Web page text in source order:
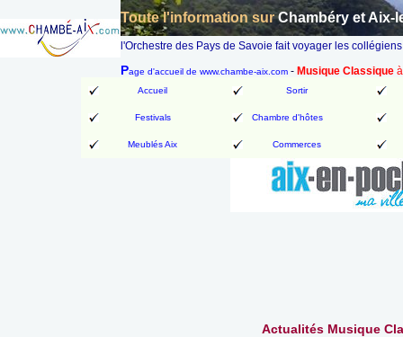
Toute l'information surChambéry et Aix-
l'Orchestre des Pays de Savoie fait voyager les collégiens
Page d'accueil de www.chambe-aix.com - Musique Classique
Accueil Sortir
Festivals Chambre d'hôtes
Meublés Aix Commerces
Actualités Musique